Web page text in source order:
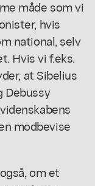
måde som vi
hvis
national, selv
Hvis vi f.eks.
at Sibelius
Debussy
modbevise
om et